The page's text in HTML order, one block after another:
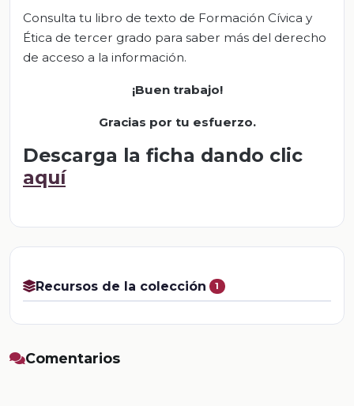
Consulta tu libro de texto de Formación Cívica y
Ética de tercer grado para saber más del derecho
de acceso a la información.
¡Buen trabajo!
Gracias por tu esfuerzo.
Descarga la ficha dando clic
aquí
Recursos de la colección 1
Comentarios